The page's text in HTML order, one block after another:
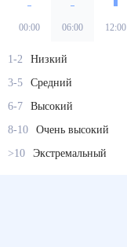
00:00 06:00 12:00
1-2
Низкий
3-5
Средний
6-7
Высокий
8-10
Очень высокий
>10
Экстремальный